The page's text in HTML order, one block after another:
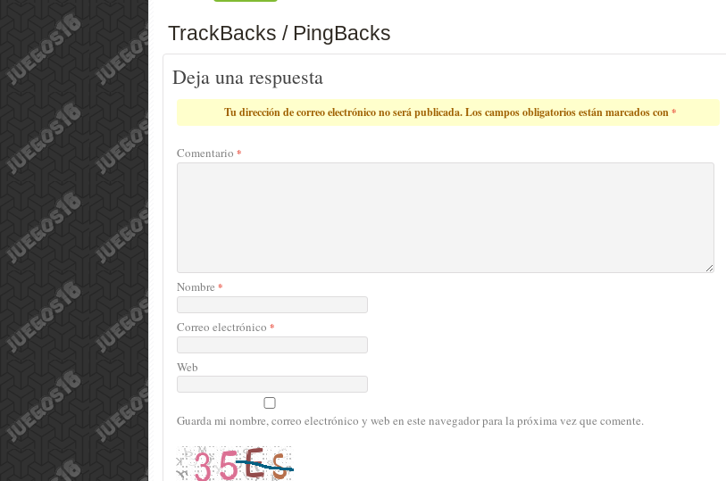
TrackBacks / PingBacks
Deja una respuesta
Tu dirección de correo electrónico no será publicada.Los campos obligatorios están marcados con*
Comentario *
Nombre *
Correo electrónico *
Web
Guarda mi nombre, correo electrónico y web en este navegador para la próxima vez que comente.